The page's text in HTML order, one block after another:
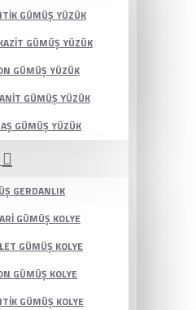
GÜMÜŞ YÜZÜK
GÜMÜŞ YÜZÜK
GÜMÜŞ YÜZÜK
GÜMÜŞ YÜZÜK
GÜMÜŞ YÜZÜK
GERDANLIK
GÜMÜŞ KOLYE
GÜMÜŞ KOLYE
GÜMÜŞ KOLYE
GÜMÜŞ KOLYE